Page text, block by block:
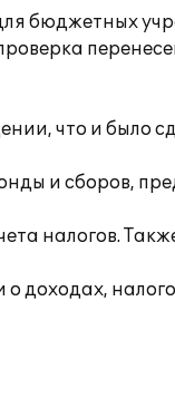
бюджетных
что и было
и сборов,
налогов.
доходах,